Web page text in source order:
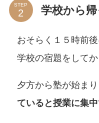
STEP 学校から
おそらく１５時前
学校の宿題をして
夕方から塾が始まり
ていると授業に集